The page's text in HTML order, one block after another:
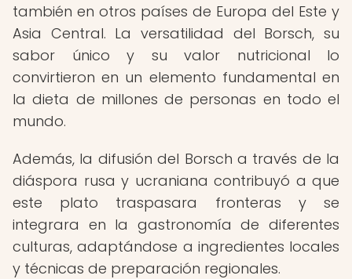
también en otros países de Europa del Este y
Asia Central. La versatilidad del Borsch, su
sabor único y su valor nutricional lo
convirtieron en un elemento fundamental en
la dieta de millones de personas en todo el
mundo.
Además, la difusión del Borsch a través de la
diáspora rusa y ucraniana contribuyó a que
este plato traspasara fronteras y se
integrara en la gastronomía de diferentes
culturas, adaptándose a ingredientes locales
y técnicas de preparación regionales.